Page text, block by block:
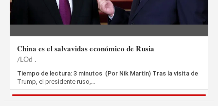
China es el salvavidas económico de Rusia
LOd .
Tiempo de lectura: 3 minutos (Por Nik Martin) Tras la visita de
Trump, el presidente ruso,…